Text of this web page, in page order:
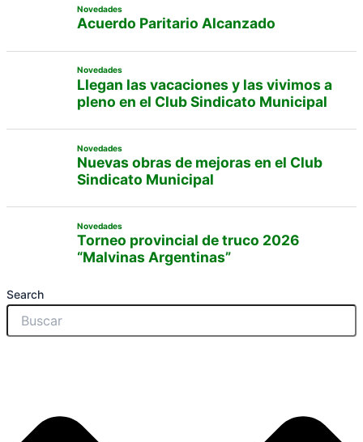
Novedades
Acuerdo Paritario Alcanzado
Novedades
Llegan las vacaciones y las vivimos a
pleno en el Club Sindicato Municipal
Novedades
Nuevas obras de mejoras en el Club
Sindicato Municipal
Novedades
Torneo provincial de truco 2026
“Malvinas Argentinas”
Search